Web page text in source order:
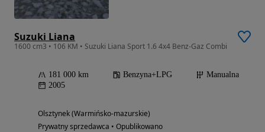
Suzuki Liana
1600 cm3 • 106 KM • Suzuki Liana Sport 1.6 4x4 Benz-Gaz Combi
181 000 km Benzyna+LPG
Manualna
2005
Olsztynek (Warmińsko-mazurskie)
Prywatny sprzedawca • Opublikowano